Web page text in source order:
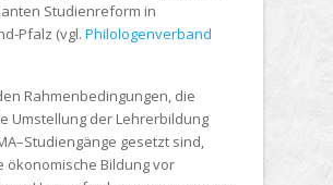
Studienreform in
Pfalz (vgl. Philologenverband
Rahmenbedingungen, die
Umstellung der Lehrerbildung
gesetzt sind,
ökonomische Bildung vor